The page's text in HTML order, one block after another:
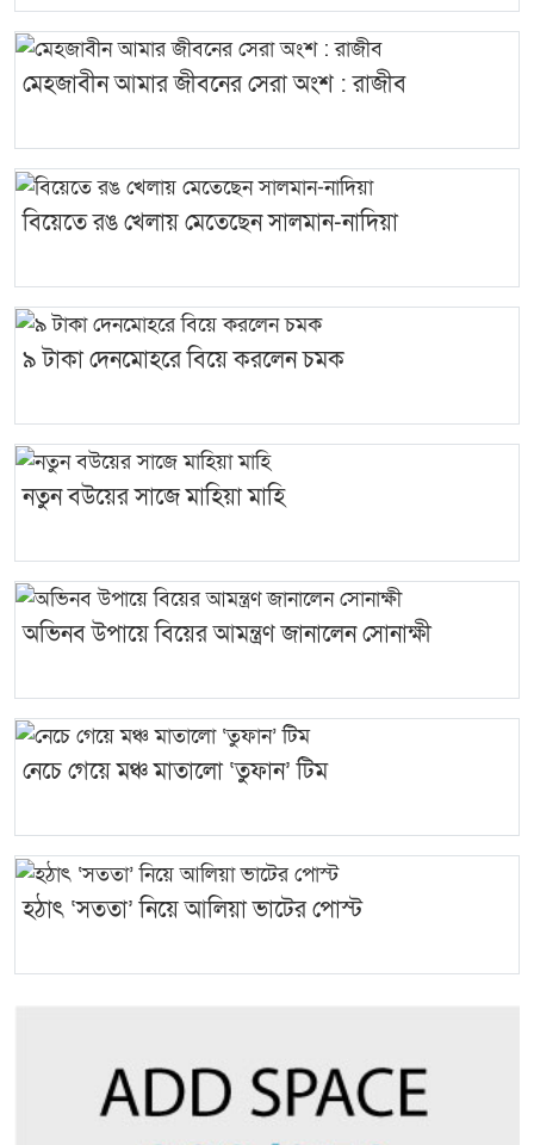
মেহজাবীন আমার জীবনের সেরা অংশ : রাজীব
বিয়েতে রঙ খেলায় মেতেছেন সালমান-নাদিয়া
৯ টাকা দেনমোহরে বিয়ে করলেন চমক
নতুন বউয়ের সাজে মাহিয়া মাহি
অভিনব উপায়ে বিয়ের আমন্ত্রণ জানালেন সোনাক্ষী
নেচে গেয়ে মঞ্চ মাতালো ‘তুফান’ টিম
হঠাৎ ‘সততা’ নিয়ে আলিয়া ভাটের পোস্ট